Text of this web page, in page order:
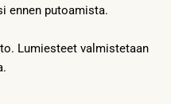
ennen putoamista.
Lumiesteet valmistetaan